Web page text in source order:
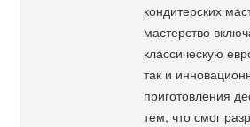
кондитерских
мастерство
классическую
так и
приготовления
тем, что смог